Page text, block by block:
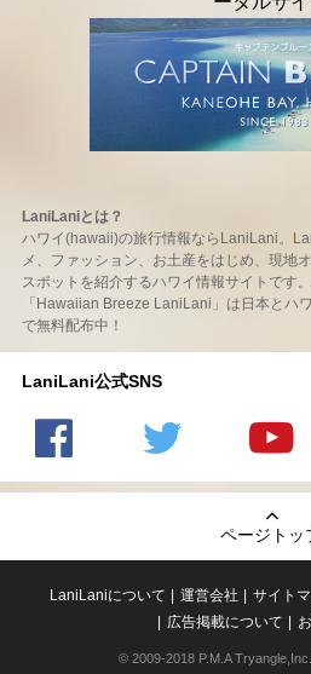
LaniLaniとは？
ハワイ(hawaii)の旅行情報ならLaniLani。
メ、ファッション、お土産をはじめ、現地
スポットを紹介するハワイ情報サイトです
「Hawaiian Breeze LaniLani」は日本とハ
で無料配布中！
LaniLani公式SNS
の
のtwitter
の
Youtube
チャンネ
ページトッ
LaniLaniについて 運営会社 サイト
広告掲載について
© 2009-2018 P.M.A